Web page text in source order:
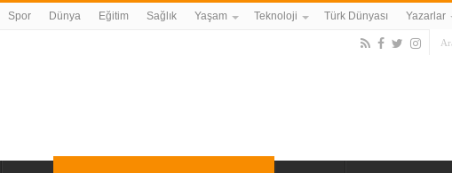
Spor Dünya Eğitim Sağlık Yaşam Teknoloji Türk Dünyası Yazarlar